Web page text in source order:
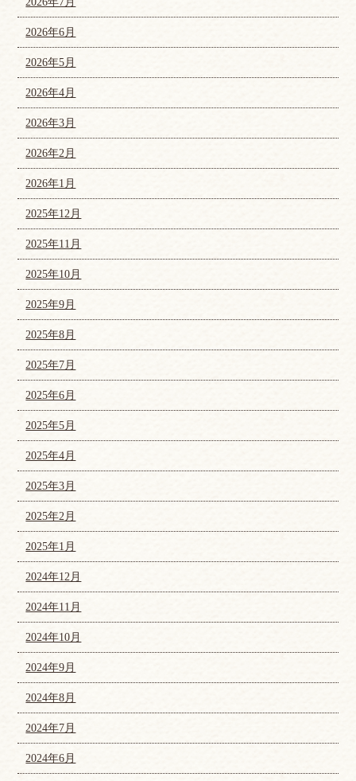
2026年6月
2026年5月
2026年4月
2026年3月
2026年2月
2026年1月
2025年12月
2025年11月
2025年10月
2025年9月
2025年8月
2025年7月
2025年6月
2025年5月
2025年4月
2025年3月
2025年2月
2025年1月
2024年12月
2024年11月
2024年10月
2024年9月
2024年8月
2024年7月
2024年6月